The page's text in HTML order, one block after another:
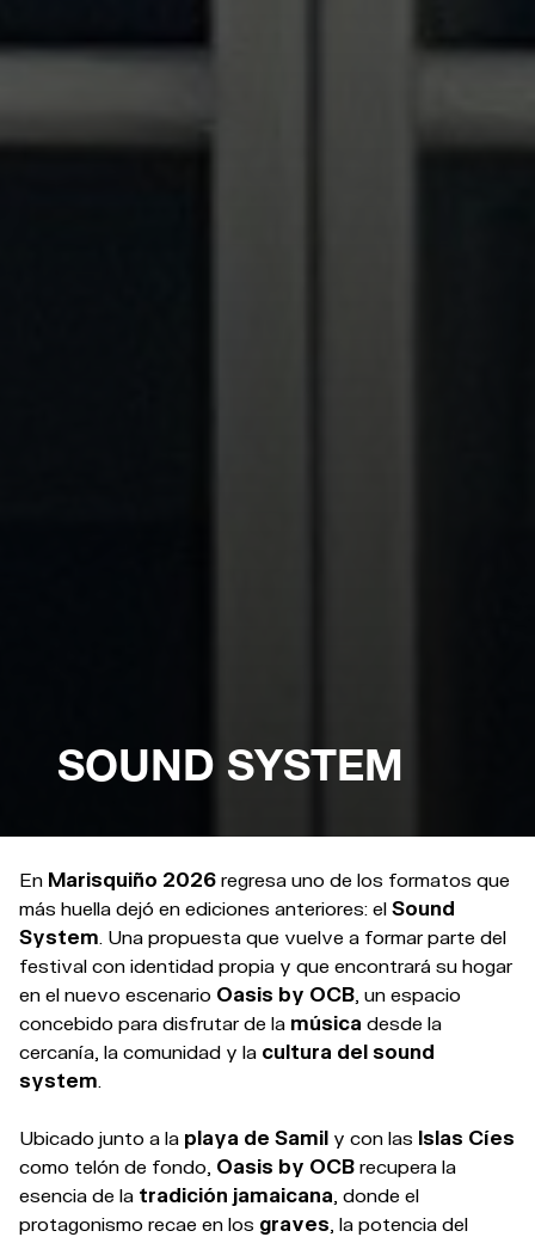
SOUND SYSTEM
En Marisquiño 2026 regresa uno de los formatos que
más huella dejó en ediciones anteriores: el Sound
System . Una propuesta que vuelve a formar parte del
festival con identidad propia y que encontrará su hogar
en el nuevo escenario Oasis by OCB , un espacio
concebido para disfrutar de la música desde la
cercanía, la comunidad y la cultura del sound
system
Ubicado junto a la playa de Samil y con las Islas Cíes
como telón de fondo, Oasis by OCB recupera la
esencia de la tradición jamaicana , donde el
protagonismo recae en los graves , la potencia del